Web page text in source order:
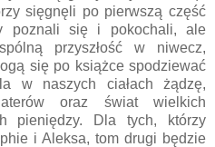
sięgnęli po pierwszą część
poznali się i pokochali, ale
przyszłość w niwecz,
się po książce spodziewać
w naszych ciałach żądzę,
oraz świat wielkich
pieniędzy. Dla tych, którzy
i Aleksa, tom drugi będzie